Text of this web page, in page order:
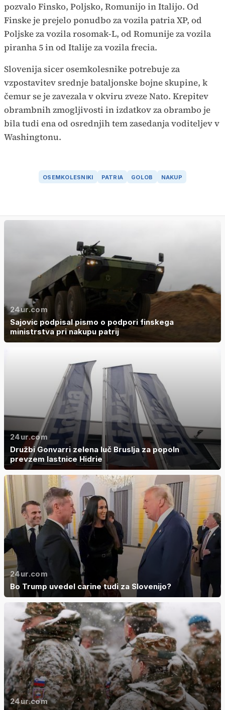
pozvalo Finsko, Poljsko, Romunijo in Italijo. Od
Finske je prejelo ponudbo za vozila patria XP, od
Poljske za vozila rosomak-L, od Romunije za vozila
piranha 5 in od Italije za vozila frecia.
Slovenija sicer osemkolesnike potrebuje za
vzpostavitev srednje bataljonske bojne skupine, k
čemur se je zavezala v okviru zveze Nato. Krepitev
obrambnih zmogljivosti in izdatkov za obrambo je
bila tudi ena od osrednjih tem zasedanja voditeljev v
Washingtonu.
OSEMKOLESNIKI PATRIA GOLOB NAKUP
24ur.com
Sajovic podpisal pismo o podpori finskega
ministrstva pri nakupu patrij
24ur.com
Družbi Gonvarri zelena luč Bruslja za popoln
prevzem lastnice Hidrie
24ur.com
Bo Trump uvedel carine tudi za Slovenijo?
24ur.com